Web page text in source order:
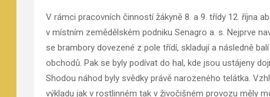
V rámci pracovních činností žákyně 8. a 9. třídy 12. října
v místním zemědělském podniku Senagro a. s. Nejprve
se brambory dovezené z pole třídí, skladují a následně
obchodů. Pak se byly podívat do hal, kde jsou ustájeny
Shodou náhod byly svědky právě narozeného telátka.
výkladu jak v rostlinném tak v živočišném provozu měly